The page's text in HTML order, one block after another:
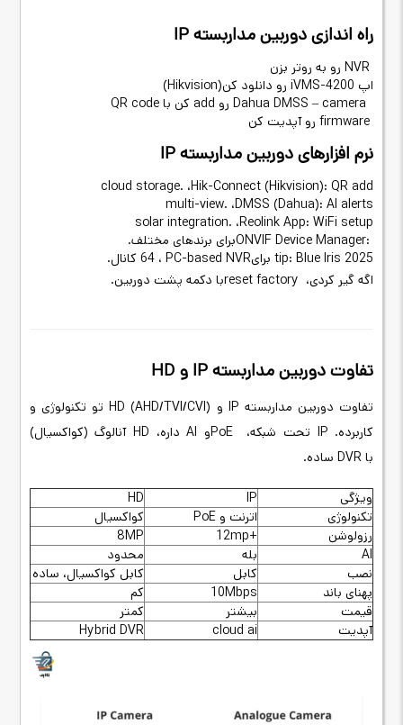
راه اندازی دوربین مداربستهIP
NVR رو به روتر بزن
اپ iVMS-4200 رو دانلود کن(Hikvision)
Dahua DMSS – camera روadd کن با QR code
firmware رو آپدیت کن
نرم افزارهای دوربین مداربسته IP
Hik-Connect (Hikvision): QR add، cloud storage.
DMSS (Dahua): AI alerts، multi-view.
Reolink App: WiFi setup، solar integration.
ONVIF Device Manager:برای برندهای مختلف.
2025
tip: Blue Iris برایPC-based NVR ، 64 کانال.
اگه گیر کردی، reset factoryبا دکمه پشت دوربین.
تفاوت دوربین مداربسته IP و HD
تفاوت دوربین مداربسته IP و HD (AHD/TVI/CVI) تو تکنولوژی و
کاربرده. IP تحت شبکه، PoEوAI داره، HD آنالوگ
(کواکسیال)
باDVR ساده.
ویژگی IP
HD
تکنولوژی
اترنت و PoE
کواکسیال
رزولوشن
+12mp
8MP
AI
بله
محدود
نصب
کابل
کابل کواکسیال، ساده
پهنای باند
10Mbps
کم
قیمت
بیشتر
کمتر
آپدیت
cloud ai
Hybrid DVR